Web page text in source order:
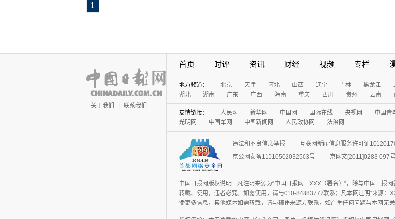
1
关于我们 | 联系我们
首页 时评 资讯 财经 视频 专栏
地方频道： 北京 天津 河北 山西 辽宁 吉林 黑龙江
湖北
湖南 广东 广西 海南 重庆 四川 贵州 云南
友情链接： 人民网 新华网 中国网 国际在线 央视网 中国青
光明网
中国军网 中国新闻网 人民政协网 法治网
违法和不良信息举报 互联网新闻信息服务许可证
京公网安备11010502032503号
京网文[2011]0283-097号
中国日报网版权说明：凡注明来源为“中国日报网：XXX（署名）”，除与中国日报
转载、使用，违者必究。如需使用，请与010-84883777联系；凡本网注明“来源：
播更多信息，其他媒体如需转载，请与稿件来源方联系，如产生任何问题与本网无关